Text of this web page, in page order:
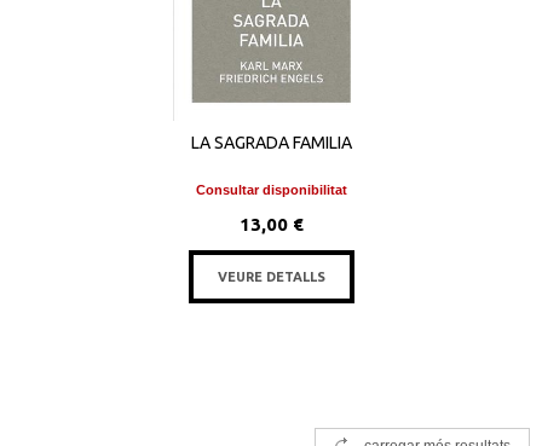
LA SAGRADA FAMILIA
Consultar disponibilitat
13,00 €
VEURE DETALLS